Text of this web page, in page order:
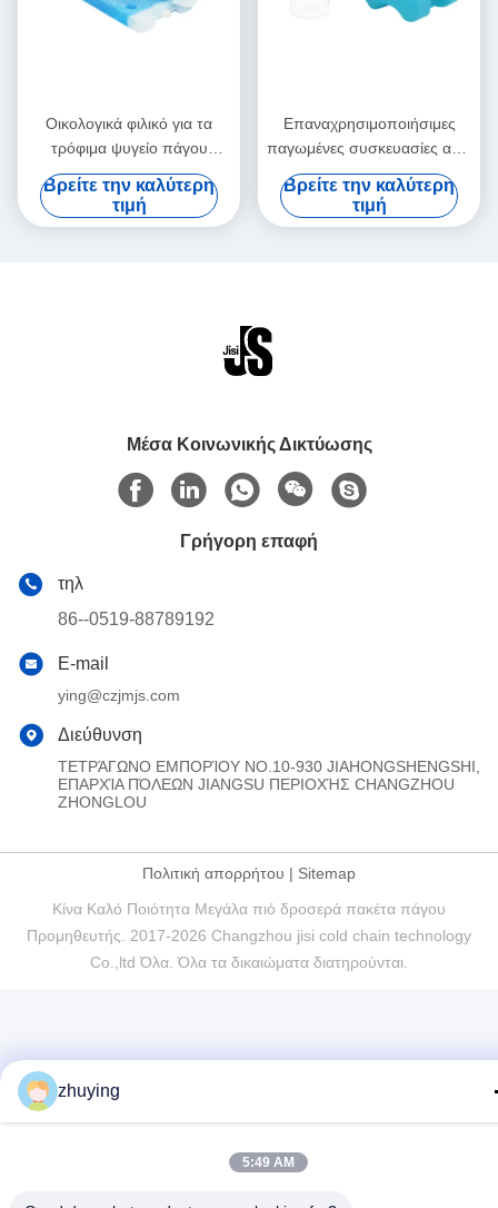
Οικολογικά φιλικό για τα
τρόφιμα ψυγείο πάγου
τούβλο για τρόφιμα
μακροχρόνια μεταφορά για
τρόφιμα κατεψυγμένα
Βρείτε την καλύτερη
τιμή
Επαναχρησιμοποιήσιμες
παγωμένες συσκευασίες από
σκληρό πλαστικό Τροφικής
ποιότητας με κύματα Σχήμα
για μπύρα κονσέρβες για
Βρείτε την καλύτερη
τιμή
Μέσα Κοινωνικής Δικτύωσης
Γρήγορη επαφή
τηλ
86--0519-88789192
E-mail
ying@czjmjs.com
Διεύθυνση
ΤΕΤΡΆΓΩΝΟ ΕΜΠΟΡΊΟΥ NO.10-930 JIAHONGSHENGSHI,
ΕΠΑΡΧΊΑ ΠΌΛΕΩΝ JIANGSU ΠΕΡΙΟΧΉΣ CHANGZHOU
ZHONGLOU
Πολιτική απορρήτου | Sitemap
Κίνα Καλό Ποιότητα Μεγάλα πιό δροσερά πακέτα πάγου
Προμηθευτής. 2017-2026 Changzhou jisi cold chain technology
Co.,ltd Όλα. Όλα τα δικαιώματα διατηρούνται.
zhuying
5:49 AM